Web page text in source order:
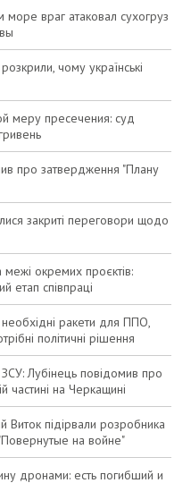
враг атаковал сухогруз
чому українські
меру пресечения: суд
про затвердження "Плану
закриті переговори щодо
окремих проєктів:
етап співпраці
ракети для ППО,
політичні рішення
Лубінець повідомив про
частині на Черкащині
Виток підірвали розробника
на войне"
дронами: есть погибший и